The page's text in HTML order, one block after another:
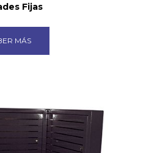
Fijas
MÁS